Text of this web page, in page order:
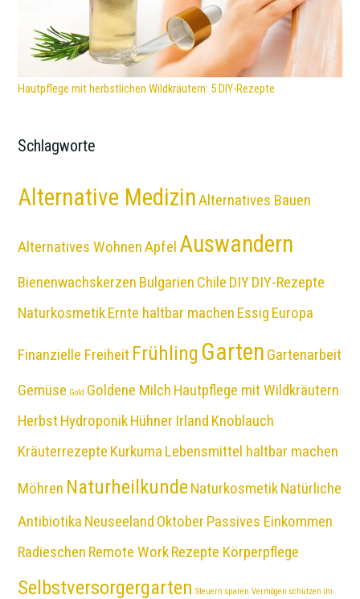
Hautpflege mit herbstlichen Wildkräutern: 5 DIY-Rezepte
Schlagworte
Alternative MedizinAlternatives Bauen
Alternatives WohnenApfel Auswandern
Bienenwachskerzen Bulgarien Chile DIYDIY-Rezepte
NaturkosmetikErnte haltbar machen Essig Europa
Finanzielle Freiheit Frühling Garten Gartenarbeit
Gemüse Gold Goldene Milch Hautpflege mit Wildkräutern
Herbst HydroponikHühner Irland Knoblauch
Kräuterrezepte Kurkuma Lebensmittel haltbar machen
Möhren NaturheilkundeNaturkosmetikNatürliche
Antibiotika Neuseeland Oktober Passives Einkommen
Radieschen Remote WorkRezepte Körperpflege
Selbstversorgergarten Steuern sparen Vermögen schützen im